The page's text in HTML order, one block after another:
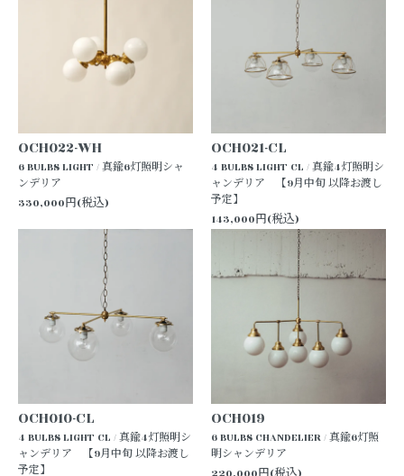
OCH022-WH
6 BULBS LIGHT / 真鍮6灯照明シャ
ンデリア
330,000円(税込)
OCH021-CL
4 BULBS LIGHT CL / 真鍮4灯照明シ
ャンデリア 【9月中旬 以降お渡し
予定】
143,000円(税込)
OCH010-CL
4 BULBS LIGHT CL / 真鍮4灯照明シ
ャンデリア 【9月中旬 以降お渡し
予定】
OCH019
6 BULBS CHANDELIER / 真鍮6灯照
明シャンデリア